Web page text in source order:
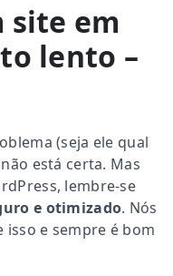
site em
lento –
(seja ele qual
está certa. Mas
lembre-se
e otimizado. Nós
e sempre é bom